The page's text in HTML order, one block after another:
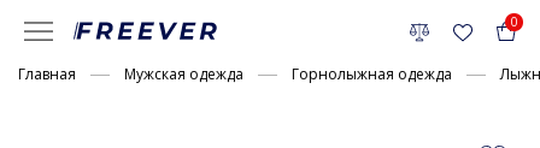
0
Главная Мужская одежда Горнолыжная одежда